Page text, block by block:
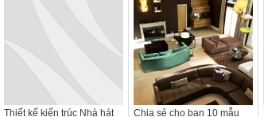
Thiết kế kiến trúc Nhà hát
Chia sẻ cho bạn 10 mẫu